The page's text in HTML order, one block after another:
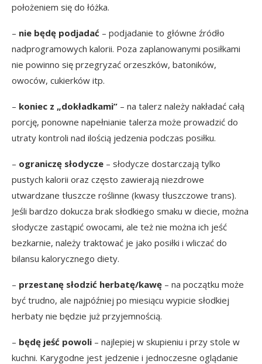
położeniem się do łóżka.
– nie będę podjadać – podjadanie to główne źródło
nadprogramowych kalorii. Poza zaplanowanymi posiłkami
nie powinno się przegryzać orzeszków, batoników,
owoców, cukierków itp.
– koniec z „dokładkami” – na talerz należy nakładać całą
porcję, ponowne napełnianie talerza może prowadzić do
utraty kontroli nad ilością jedzenia podczas posiłku.
– ograniczę słodycze – słodycze dostarczają tylko
pustych kalorii oraz często zawierają niezdrowe
utwardzane tłuszcze roślinne (kwasy tłuszczowe trans).
Jeśli bardzo dokucza brak słodkiego smaku w diecie, można
słodycze zastąpić owocami, ale też nie można ich jeść
bezkarnie, należy traktować je jako posiłki i wliczać do
bilansu kalorycznego diety.
– przestanę słodzić herbatę/kawę – na początku może
być trudno, ale najpóźniej po miesiącu wypicie słodkiej
herbaty nie będzie już przyjemnością.
– będę jeść powoli – najlepiej w skupieniu i przy stole w
kuchni. Karygodne jest jedzenie i jednoczesne oglądanie